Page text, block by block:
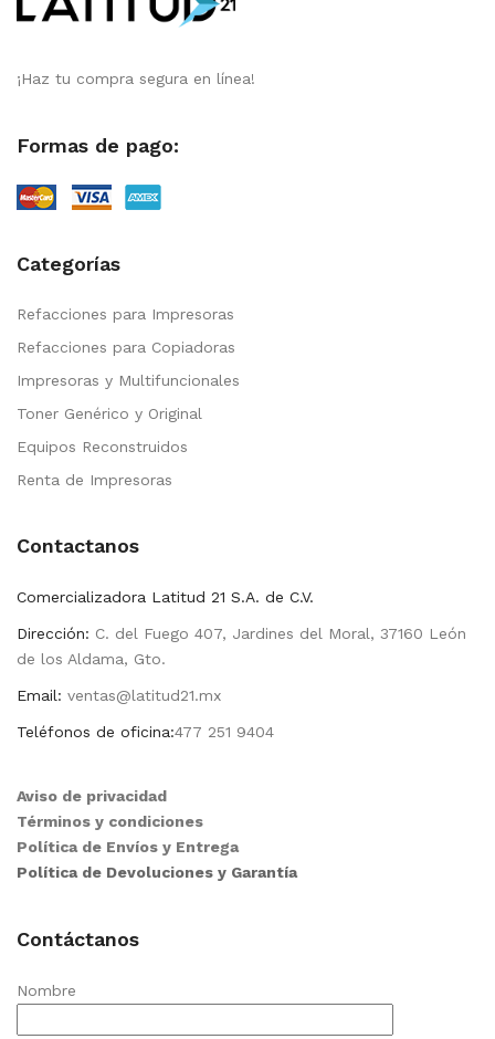
¡Haz tu compra segura en línea!
Formas de pago:
Categorías
Refacciones para Impresoras
Refacciones para Copiadoras
Impresoras y Multifuncionales
Toner Genérico y Original
Equipos Reconstruidos
Renta de Impresoras
Contactanos
Comercializadora Latitud 21 S.A. de C.V.
Dirección: C. del Fuego 407, Jardines del Moral, 37160 León
de los Aldama, Gto.
Email: ventas@latitud21.mx
Teléfonos de oficina:477 251 9404
Aviso de privacidad
Términos y condiciones
Política de Envíos y Entrega
Política de Devoluciones y Garantía
Contáctanos
Nombre